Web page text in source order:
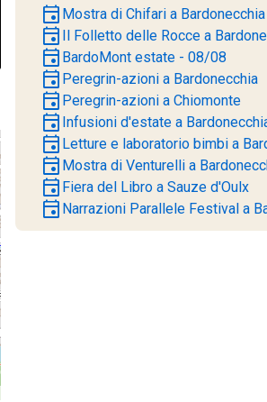
event Mostra di Chifari a Bardonecchia
event Il Folletto delle Rocce a
event BardoMont estate - 08/08
event Peregrin-azioni a Bardonecchia
event Peregrin-azioni a Chiomonte
event Infusioni d'estate a
event Letture e laboratorio bimbi a
event Mostra di Venturelli a
event Fiera del Libro a Sauze d'Oulx
event Narrazioni Parallele Festival a